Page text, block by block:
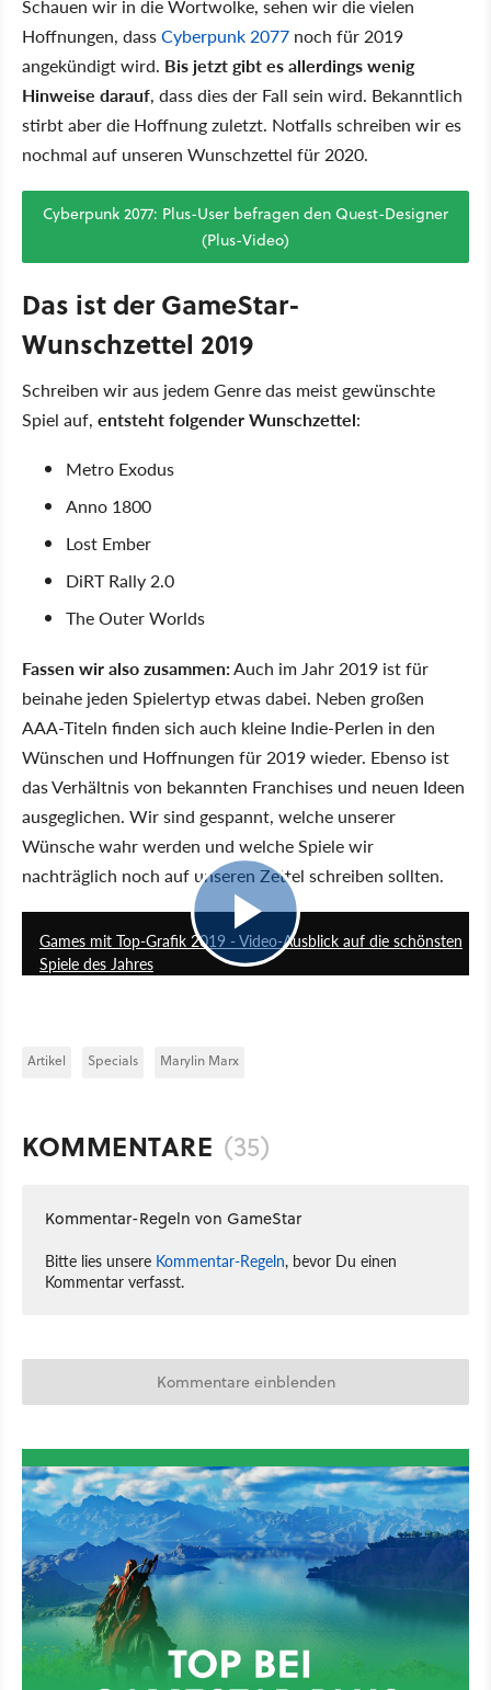
Schauen wir in die Wortwolke, sehen wir die vielen
Hoffnungen, dassCyberpunk 2077 noch für 2019
angekündigt wird. Bis jetzt gibt es allerdings wenig
Hinweise darauf, dass dies der Fall sein wird. Bekanntlich
stirbt aber die Hoffnung zuletzt. Notfalls schreiben wir es
nochmal auf unseren Wunschzettel für 2020.
Cyberpunk 2077: Plus-User befragen den Quest-Designer
(Plus-Video)
Das ist der GameStar-
Wunschzettel 2019
Schreiben wir aus jedem Genre das meist gewünschte
Spiel auf, entsteht folgender Wunschzettel:
Metro Exodus
Anno 1800
Lost Ember
DiRT Rally 2.0
The Outer Worlds
Fassen wir also zusammen:Auch im Jahr 2019 ist für
beinahe jeden Spielertyp etwas dabei. Neben großen
AAA-Titeln finden sich auch kleine Indie-Perlen in den
Wünschen und Hoffnungen für 2019 wieder. Ebenso ist
das Verhältnis von bekannten Franchises und neuen Ideen
ausgeglichen. Wir sind gespannt, welche unserer
Wünsche wahr werden und welche Spiele wir
nachträglich noch auf unseren Zettel schreiben sollten.
Games mit Top-Grafik 2019 - Video-Ausblick auf die schönsten
Spiele des Jahres
Artikel Specials Marylin Marx
KOMMENTARE (35)
Kommentar-Regeln von GameStar
Bitte lies unsere Kommentar-Regeln, bevor Du einen
Kommentar verfasst.
Kommentare einblenden